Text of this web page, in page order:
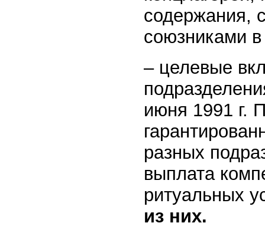
содержания,
союзниками
– целевые
июня 1991 г.
разных
выплата
ритуальных
из них.